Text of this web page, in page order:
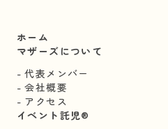
ホーム
マザーズについて
代表メンバー
会社概要
アクセス
イベント託児®︎